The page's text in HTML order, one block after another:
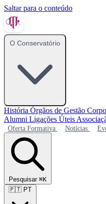
Saltar para o conteúdo
O Conservatório
História Órgãos de Gestão
Alumni Ligações Úteis
Oferta Formativa Notícias
Pesquisar ⌘K
🇵🇹 PT